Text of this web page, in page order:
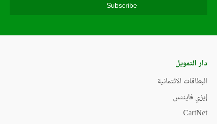
دار التمويل
البطاقات الائتمانية
إيزي فايننس
CartNet